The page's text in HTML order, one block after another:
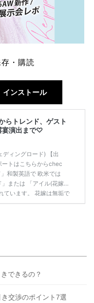
・購読
インストール
らトレンド、ゲスト
宴演出まで♡
ディングロード) 【出
トはこちらからchec
和製英語で 欧米では
」または 「アイル(花嫁の
ています。 花嫁は無垢で
たことから 日本では
トレーンガール 【出
できるの？
き交渉のポイント7選